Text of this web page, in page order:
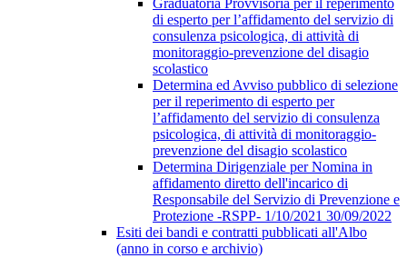
Graduatoria Provvisoria per il reperimento
di esperto per l’affidamento del servizio di
consulenza psicologica, di attività di
monitoraggio-prevenzione del disagio
scolastico
Determina ed Avviso pubblico di selezione
per il reperimento di esperto per
l’affidamento del servizio di consulenza
psicologica, di attività di monitoraggio-
prevenzione del disagio scolastico
Determina Dirigenziale per Nomina in
affidamento diretto dell'incarico di
Responsabile del Servizio di Prevenzione e
Protezione -RSPP- 1/10/2021 30/09/2022
Esiti dei bandi e contratti pubblicati all'Albo
(anno in corso e archivio)